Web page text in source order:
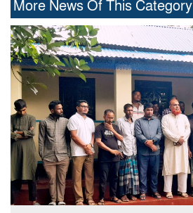
More News Of This Category